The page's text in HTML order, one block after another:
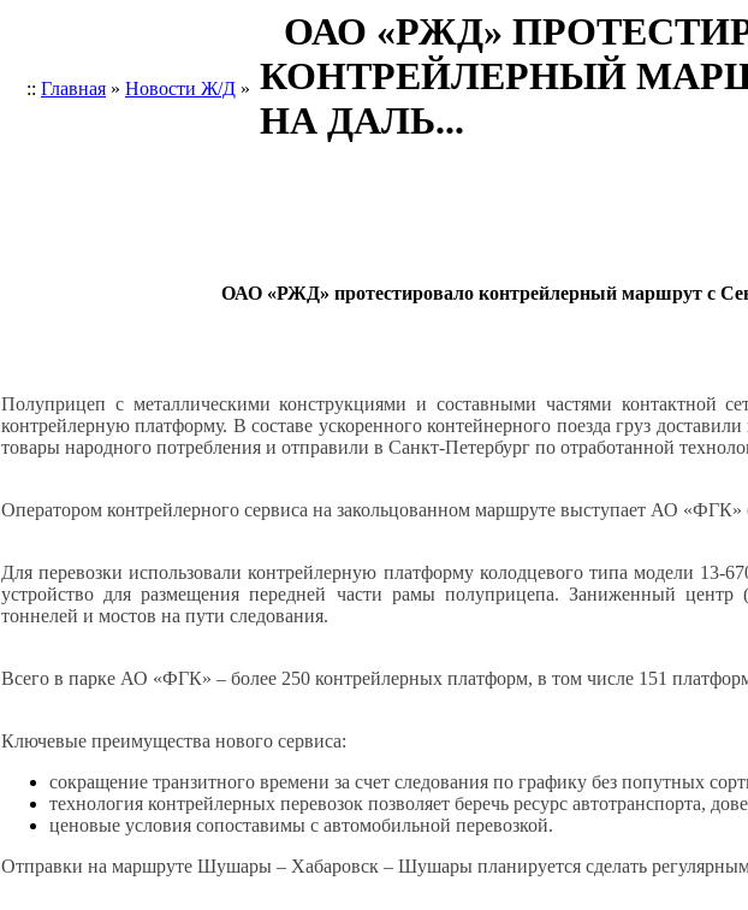
:: Главная » Новости Ж/Д »
ОАО «РЖД»
КОНТРЕЙЛЕРНЫЙ
НА ДАЛЬ...
ОАО «РЖД» протестировало контрейлерный маршрут с
Полуприцеп с металлическими конструкциями и составными частями контактной
контрейлерную платформу. В составе ускоренного контейнерного поезда груз
товары народного потребления и отправили в Санкт-Петербург по отработанной
Оператором контрейлерного сервиса на закольцованном маршруте выступает АО
Для перевозки использовали контрейлерную платформу колодцевого типа модели 13-
устройство для размещения передней части рамы полуприцепа. Заниженный центр
тоннелей и мостов на пути следования.
Всего в парке АО «ФГК» – более 250 контрейлерных платформ, в том числе 151
Ключевые преимущества нового сервиса:
сокращение транзитного времени за счет следования по графику без попутных
технология контрейлерных перевозок позволяет беречь ресурс автотранспорта,
ценовые условия сопоставимы с автомобильной перевозкой.
Отправки на маршруте Шушары – Хабаровск – Шушары планируется сделать